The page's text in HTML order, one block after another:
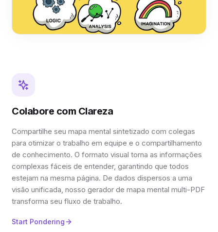
Colabore com Clareza
Compartilhe seu mapa mental sintetizado com colegas
para otimizar o trabalho em equipe e o compartilhamento
de conhecimento. O formato visual torna as informações
complexas fáceis de entender, garantindo que todos
estejam na mesma página. De dados dispersos a uma
visão unificada, nosso gerador de mapa mental multi-PDF
transforma seu fluxo de trabalho.
Start Pondering